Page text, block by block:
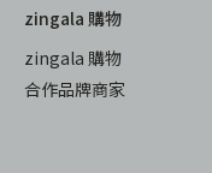
zingala 購物
zingala 購物
合作品牌商家